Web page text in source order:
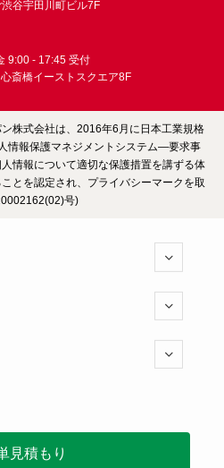
渋谷宇田川町ビル7F
9:00 - 17:45 受付
心斎橋イーストスクエア8F
株式会社は、2016年6月に日本工業規格
情報保護マネジメントシステム―要求事
情報について適切な保護措置を講ずる体
とを認定され、プライバシーマークを取
号)
見積もり